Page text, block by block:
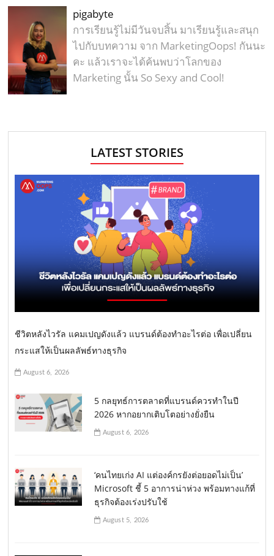
pigabyte
การเรียนรู้ไม่มีวันจบสิ้น มาเรียนรู้และสนุก
ไปกับบทความ จาก MarketingOops! กันนะ
คะ แล้วเราจะได้ค้นพบว่าโลกของ
Marketing นั้น So Sexy and Cool!
LATEST STORIES
ชีวิตหลังไวรัล แคมเปญดังแล้ว แบรนด์ต้องทำอะไรต่อ เพื่อเปลี่ยน
กระแสให้เป็นผลลัพธ์ทางธุรกิจ
August 6, 2026
5 กลยุทธ์การตลาดที่แบรนด์ควรทำในปี
2026 หากอยากเติบโตอย่างยั่งยืน
August 6, 2026
‘คนไทยเก่ง AI แต่องค์กรยังต่อยอดไม่เป็น’
Microsoft ชี้ 5 อาการน่าห่วง พร้อมทางแก้ที่
ธุรกิจต้องเร่งปรับใช้
August 5, 2026